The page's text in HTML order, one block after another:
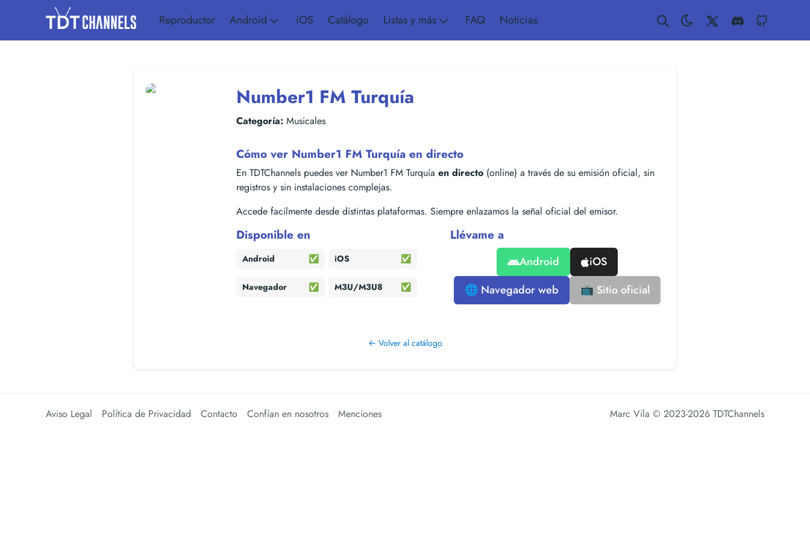
Reproductor Android iOS Catálogo Listas y más FAQ Noticias Twitter Discord
Number1 FM Turquía
Categoría: Musicales
Cómo ver Number1 FM Turquía en directo
En TDTChannels puedes ver Number1 FM Turquía en directo (online) a través de su emisión oficial, sin
registros y sin instalaciones complejas.
Accede facilmente desde distintas plataformas. Siempre enlazamos la señal oficial del emisor.
Disponible en
Android ✅ iOS ✅
Navegador ✅ M3U/M3U8 ✅
Llévame a
Android
iOS
🌐 Navegador web
📺 Sitio oficial
← Volver al catálogo
Aviso Legal Política de Privacidad Contacto Confían en nosotros Menciones Marc Vila © 2023-2026 TDTChannels